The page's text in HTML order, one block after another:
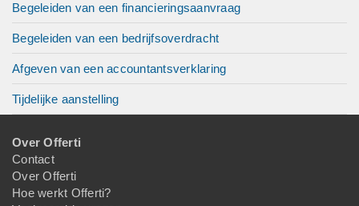
Begeleiden van een financieringsaanvraag
Begeleiden van een bedrijfsoverdracht
Afgeven van een accountantsverklaring
Tijdelijke aanstelling
Over Offerti
Contact
Over Offerti
Hoe werkt Offerti?